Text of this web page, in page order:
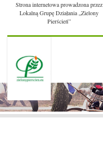
Strona internetowa prowadzona przez
Lokalną Grupę Działania „Zielony
Pierścień”
Menu